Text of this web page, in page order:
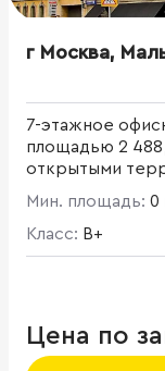
г Москва,
7-этажное
площадью 2
открытыми
Мин. площадь: 0
Класс: B+
Цена по